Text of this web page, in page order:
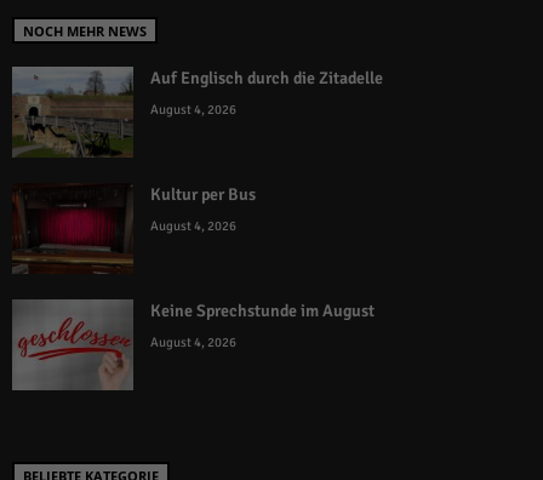
NOCH MEHR NEWS
Auf Englisch durch die Zitadelle
August 4, 2026
Kultur per Bus
August 4, 2026
Keine Sprechstunde im August
August 4, 2026
BELIEBTE KATEGORIE